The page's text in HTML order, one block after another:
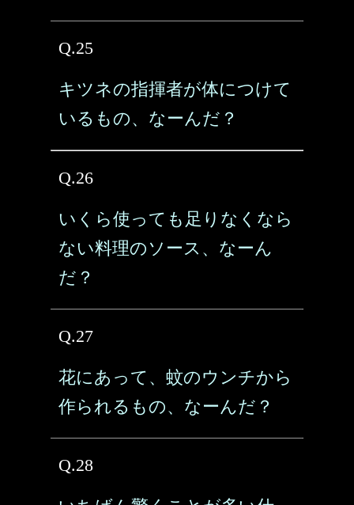
Q.25
キツネの指揮者が体につけて
いるもの、なーんだ？
Q.26
いくら使っても足りなくなら
ない料理のソース、なーん
だ？
Q.27
花にあって、蚊のウンチから
作られるもの、なーんだ？
Q.28